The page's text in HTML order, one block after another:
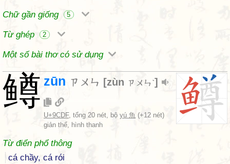
Chữ gần giống 5
Từ ghép 2
Một số bài thơ có sử dụng
鳟 zūn ㄗㄨㄣ [zùn ㄗㄨㄣˋ]
U+9CDF, tổng 20 nét, bộ yú 魚 (+12 nét)
giản thể, hình thanh
Từ điển phổ thông
cá chầy, cá rói